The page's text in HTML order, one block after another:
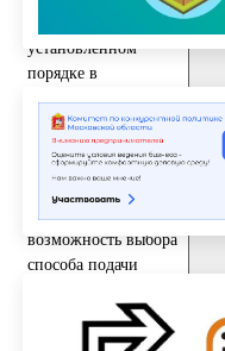
свидетельствуются в
установленном
порядке в
законодательством о
нотариате.
обеспечивается
возможность выбора
способа подачи
предоставлении
государственной